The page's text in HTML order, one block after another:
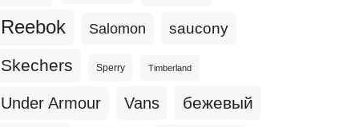
Reebok Salomon saucony
Skechers Sperry Timberland
Under Armour Vans бежевый